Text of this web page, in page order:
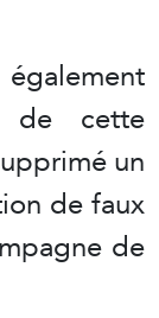
de cette
un
de faux
de